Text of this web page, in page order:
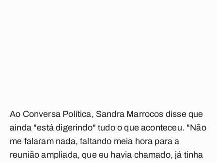
Ao Conversa Política, Sandra Marrocos disse que
ainda "está digerindo" tudo o que aconteceu. "Não
me falaram nada, faltando meia hora para a
reunião ampliada, que eu havia chamado, já tinha